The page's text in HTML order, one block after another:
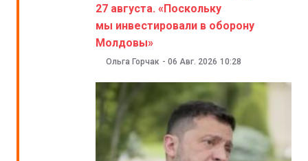
27 августа. «Поскольку
мы инвестировали в оборону
Молдовы»
Ольга Горчак - 06 Авг. 2026 10:28